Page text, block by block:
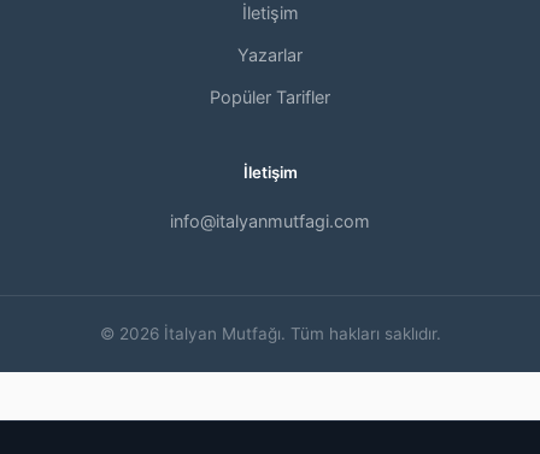
İletişim
Yazarlar
Popüler Tarifler
İletişim
info@italyanmutfagi.com
© 2026 İtalyan Mutfağı. Tüm hakları saklıdır.